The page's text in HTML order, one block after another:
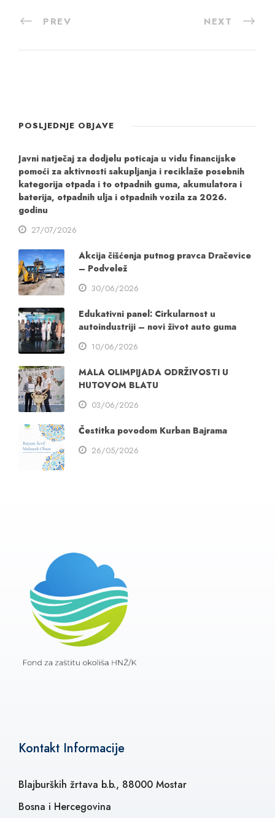
PREV NEXT
POSLJEDNJE OBJAVE
Javni natječaj za dodjelu poticaja u vidu financijske
pomoći za aktivnosti sakupljanja i reciklaže posebnih
kategorija otpada i to otpadnih guma, akumulatora i
baterija, otpadnih ulja i otpadnih vozila za 2026.
godinu
27/07/2026
Akcija čišćenja putnog pravca Dračevice
– Podvelež
30/06/2026
Edukativni panel: Cirkularnost u
autoindustriji – novi život auto guma
10/06/2026
MALA OLIMPIJADA ODRŽIVOSTI U
HUTOVOM BLATU
03/06/2026
Čestitka povodom Kurban Bajrama
26/05/2026
Kontakt Informacije
Blajburških žrtava b.b., 88000 Mostar
Bosna i Hercegovina